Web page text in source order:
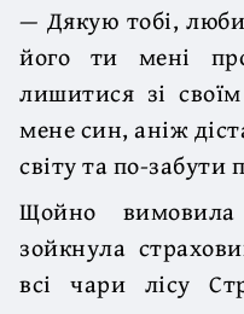
— Дякую тобі,
його ти мені
лишитися зі
мене син, аніж
світу та по-забути
Щойно
зойкнула
всі чари лісу